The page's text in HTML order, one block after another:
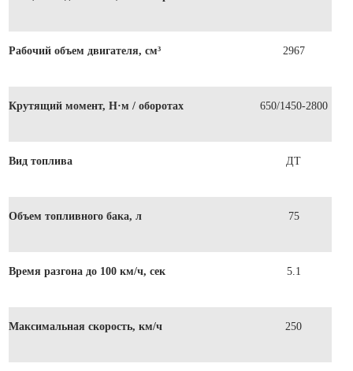
Рабочий объем двигателя, см³ 2967
Крутящий момент, Н·м / оборотах 650/1450-2800
Вид топлива ДТ
Объем топливного бака, л 75
Время разгона до 100 км/ч, сек 5.1
Максимальная скорость, км/ч 250